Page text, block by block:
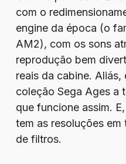
com o
engine da época (o
AM2), com os sons
reprodução bem
reais da cabine.
coleção Sega Ages a
que funcione assim.
tem as resoluções
de filtros.